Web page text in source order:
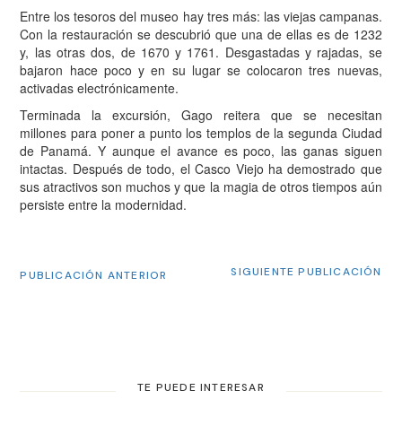
Entre los tesoros del museo hay tres más: las viejas campanas.
Con la restauración se descubrió que una de ellas es de 1232
y, las otras dos, de 1670 y 1761. Desgastadas y rajadas, se
bajaron hace poco y en su lugar se colocaron tres nuevas,
activadas electrónicamente.
Terminada la excursión, Gago reitera que se necesitan
millones para poner a punto los templos de la segunda Ciudad
de Panamá. Y aunque el avance es poco, las ganas siguen
intactas. Después de todo, el Casco Viejo ha demostrado que
sus atractivos son muchos y que la magia de otros tiempos aún
persiste entre la modernidad.
PUBLICACIÓN ANTERIOR SIGUIENTE PUBLICACIÓN
TE PUEDE INTERESAR